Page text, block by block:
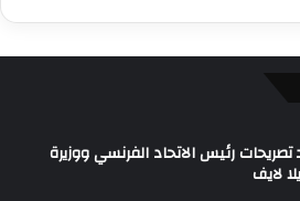
رئيس الاتحاد الفرنسي ووزيرة
لايف